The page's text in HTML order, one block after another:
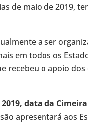
de maio de 2019,
a ser
em todos os
recebeu o apoio dos
data da
apresentará aos